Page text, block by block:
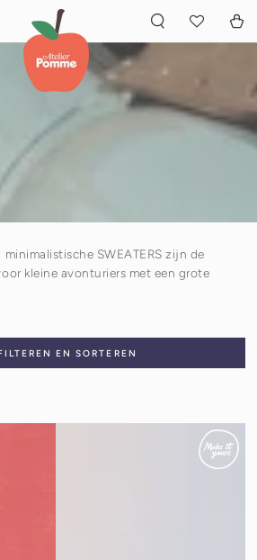
SWEATERS zijn de
kleine avonturiers met een grote
EN SORTEREN